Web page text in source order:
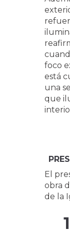
foco
está
una
que
El
obra
de la